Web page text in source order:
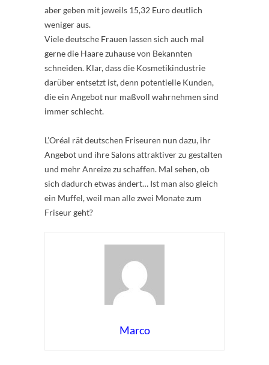
aber geben mit jeweils 15,32 Euro deutlich
weniger aus.
Viele deutsche Frauen lassen sich auch mal
gerne die Haare zuhause von Bekannten
schneiden. Klar, dass die Kosmetikindustrie
darüber entsetzt ist, denn potentielle Kunden,
die ein Angebot nur maßvoll wahrnehmen sind
immer schlecht.
L’Oréal rät deutschen Friseuren nun dazu, ihr
Angebot und ihre Salons attraktiver zu gestalten
und mehr Anreize zu schaffen. Mal sehen, ob
sich dadurch etwas ändert… Ist man also gleich
ein Muffel, weil man alle zwei Monate zum
Friseur geht?
Marco